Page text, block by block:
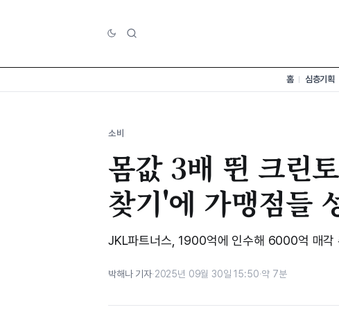
홈 심층기획
소비
몸값 3배 뛴 크린
찾기'에 가맹점들
JKL파트너스, 1900억에 인수해 6000억 매
박해나 기자·2025년 09월 30일 15:50·약 7분